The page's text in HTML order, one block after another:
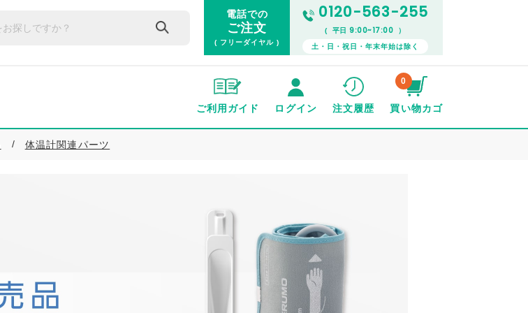
電話での
ご注文
( フリーダイヤル )
0120-563-255
( 平日9:00~17:00 ）
土・日・祝日・年末年始は除く
ご利用ガイド ログイン 注文履歴
0
買い物カゴ
体温計関連パーツ